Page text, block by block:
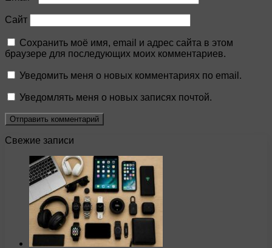
Сайт
Сохранить моё имя, email и адрес сайта в этом
браузере для последующих моих комментариев.
Уведомить меня о новых комментариях по email.
Уведомлять меня о новых записях почтой.
Свежие записи